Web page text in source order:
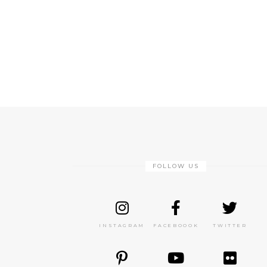
FOLLOW US
INSTAGRAM FACEBOOOK TWITTER